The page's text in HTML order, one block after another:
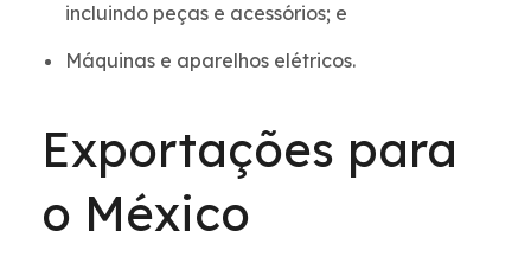
incluindo peças e acessórios; e
Máquinas e aparelhos elétricos.
Exportações para
o México